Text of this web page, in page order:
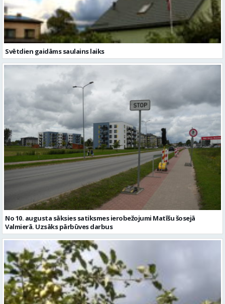
Svētdien gaidāms saulains laiks
No 10. augusta sāksies satiksmes ierobežojumi Matīšu šosejā
Valmierā. Uzsāks pārbūves darbus